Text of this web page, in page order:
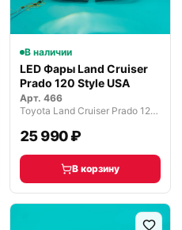
В наличии
LED Фары Land Cruiser
Prado 120 Style USA
Арт. 466
Toyota Land Cruiser Prado 120 рестайлинг (2007—2009)
25 990 ₽
В корзину